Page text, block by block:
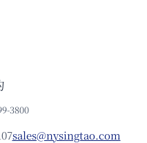
3800
sales@nysingtao.com